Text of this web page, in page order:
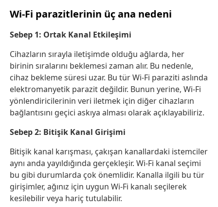
Wi-Fi parazitlerinin üç ana nedeni
Sebep 1: Ortak Kanal Etkileşimi
Cihazların sırayla iletişimde olduğu ağlarda, her
birinin sıralarını beklemesi zaman alır. Bu nedenle,
cihaz bekleme süresi uzar. Bu tür Wi-Fi paraziti aslında
elektromanyetik parazit değildir. Bunun yerine, Wi-Fi
yönlendiricilerinin veri iletmek için diğer cihazların
bağlantısını geçici askıya alması olarak açıklayabiliriz.
Sebep 2: Bitişik Kanal Girişimi
Bitişik kanal karışması, çakışan kanallardaki istemciler
aynı anda yayıldığında gerçekleşir. Wi-Fi kanal seçimi
bu gibi durumlarda çok önemlidir. Kanalla ilgili bu tür
girişimler, ağınız için uygun Wi-Fi kanalı seçilerek
kesilebilir veya hariç tutulabilir.